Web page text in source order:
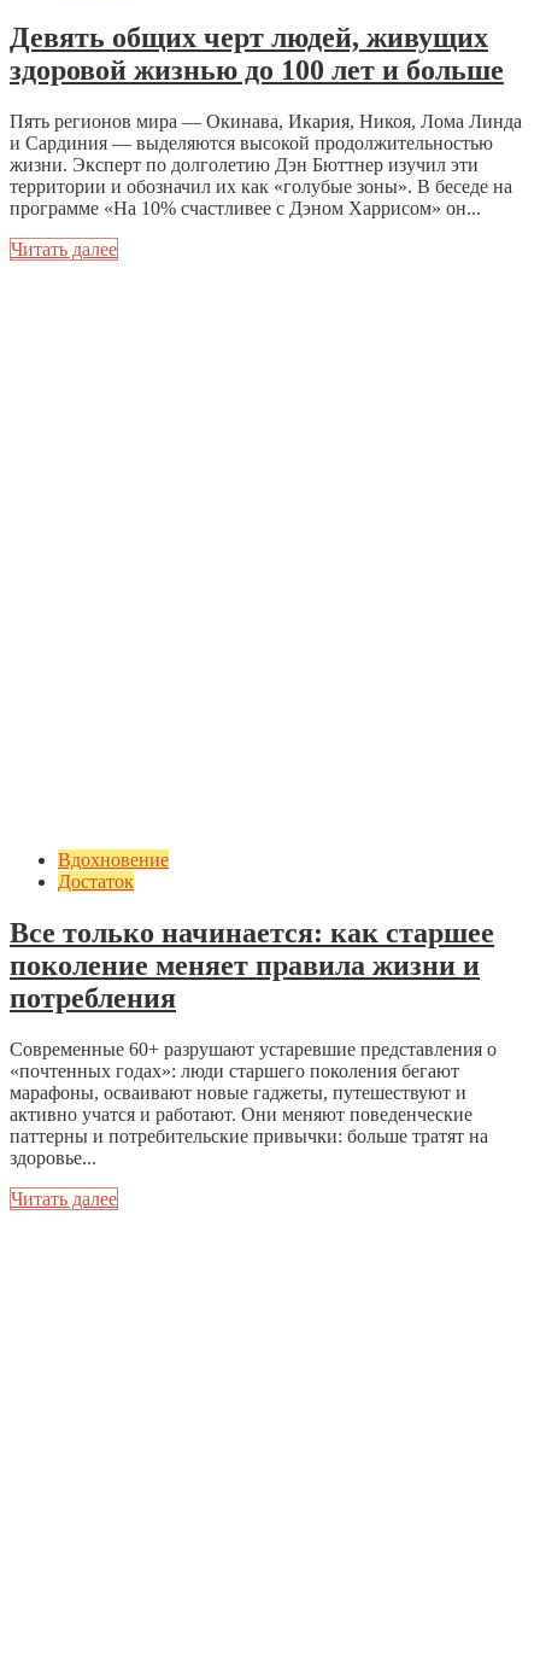
Девять общих черт людей, живущих
здоровой жизнью до 100 лет и больше
Пять регионов мира — Окинава, Икария, Никоя, Лома Линда
и Сардиния — выделяются высокой продолжительностью
жизни. Эксперт по долголетию Дэн Бюттнер изучил эти
территории и обозначил их как «голубые зоны». В беседе на
программе «На 10% счастливее с Дэном Харрисом» он...
Читать далее
Вдохновение
Достаток
Все только начинается: как старшее
поколение меняет правила жизни и
потребления
Современные 60+ разрушают устаревшие представления о
«почтенных годах»: люди старшего поколения бегают
марафоны, осваивают новые гаджеты, путешествуют и
активно учатся и работают. Они меняют поведенческие
паттерны и потребительские привычки: больше тратят на
здоровье...
Читать далее